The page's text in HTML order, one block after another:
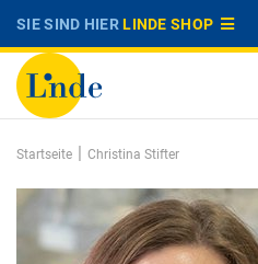
SIE SIND HIERLINDE SHOP
Startseite | Christina Stifter